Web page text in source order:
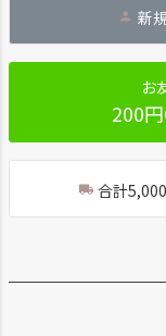
新
お
200
合計